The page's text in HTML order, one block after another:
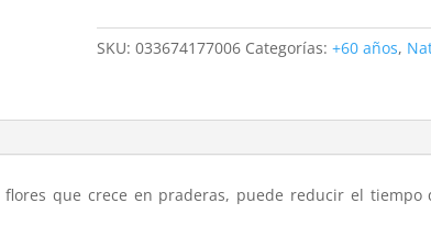
SKU: 033674177006 Categorías: +60 años,
que crece en praderas, puede reducir el